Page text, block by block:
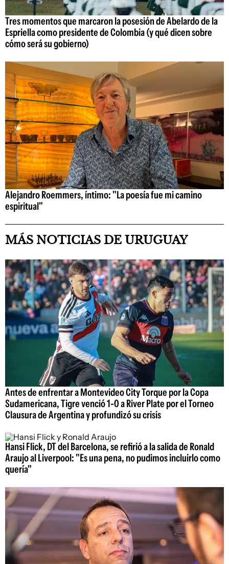
Tres momentos que marcaron la posesión de Abelardo de la
Espriella como presidente de Colombia (y qué dicen sobre
cómo será su gobierno)
Alejandro Roemmers, íntimo: "La poesía fue mi camino
espiritual"
MÁS NOTICIAS DE URUGUAY
Antes de enfrentar a Montevideo City Torque por la Copa
Sudamericana, Tigre venció 1-0 a River Plate por el Torneo
Clausura de Argentina y profundizó su crisis
Hansi Flick, DT del Barcelona, se refirió a la salida de Ronald
Araujo al Liverpool: "Es una pena, no pudimos incluirlo como
quería"